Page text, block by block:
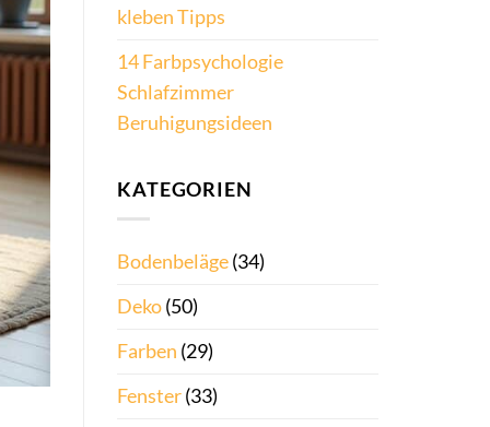
kleben Tipps
14 Farbpsychologie
Schlafzimmer
Beruhigungsideen
KATEGORIEN
Bodenbeläge(34)
Deko(50)
Farben (29)
Fenster(33)